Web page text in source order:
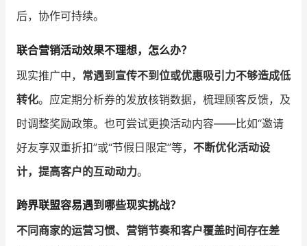
后，协作可持续。
联合营销活动效果不理想，怎么办？
现实推广中， 常遇到宣传不到位或优惠吸引力不够造成低
转化。应定期分析券的发放核销数据，梳理顾客反馈，及
时调整奖励政策。也可尝试更换活动内容——比如“邀请
好友享双重折扣”或“节假日限定”等， 不断优化活动设
计，提高客户的互动动力。
跨界联盟容易遇到哪些现实挑战？
不同商家的运营习惯、营销节奏和客户覆盖时间存在差